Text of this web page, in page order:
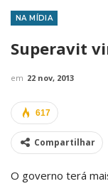
NA MÍDIA
Superavit
em 22 nov, 2013
617
Compartilhar
O governo terá